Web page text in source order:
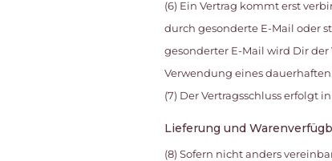
(6) Ein Vertrag kommt erst
durch gesonderte E-Mail oder
gesonderter E-Mail wird Dir
Verwendung eines
(7) Der Vertragsschluss erfolgt
Lieferung und
(8) Sofern nicht anders